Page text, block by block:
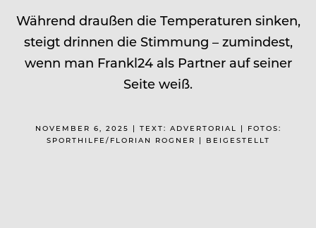
Während draußen die Temperaturen sinken,
steigt drinnen die Stimmung – zumindest,
wenn man Frankl24 als Partner auf seiner
Seite weiß.
NOVEMBER 6, 2025 | TEXT: ADVERTORIAL | FOTOS:
SPORTHILFE/FLORIAN ROGNER | BEIGESTELLT